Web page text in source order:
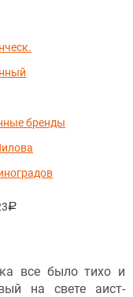
бренды
руб.
все было тихо и
на свете аист-